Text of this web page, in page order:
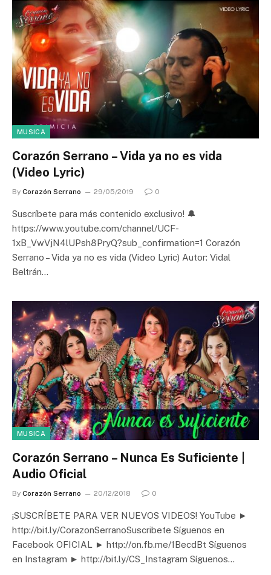
MUSICA
Corazón Serrano – Vida ya no es vida
(Video Lyric)
By Corazón Serrano 29/05/2019 0
Suscríbete para más contenido exclusivo! 🔔
https://www.youtube.com/channel/UCF-
1xB_VwVjN4lUPsh8PryQ?sub_confirmation=1 Corazón
Serrano – Vida ya no es vida (Video Lyric) Autor: Vidal
Beltrán…
MUSICA
Corazón Serrano – Nunca Es Suficiente |
Audio Oficial
By Corazón Serrano 20/12/2018 0
¡SUSCRÍBETE PARA VER NUEVOS VIDEOS! YouTube ►
http://bit.ly/CorazonSerranoSuscribete Síguenos en
Facebook OFICIAL ► http://on.fb.me/1BecdBt Síguenos
en Instagram ► http://bit.ly/CS_Instagram Síguenos…